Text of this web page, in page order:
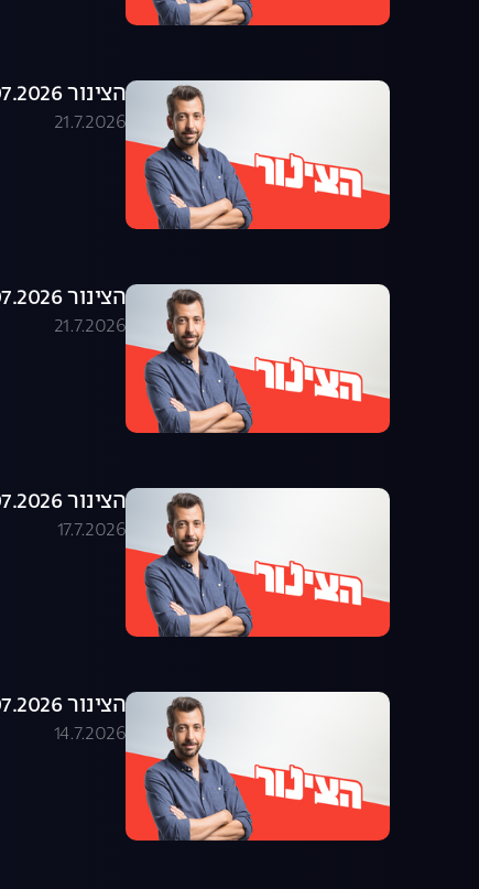
הצינור 21.07.2026 - התוכנית המלאה
21.7.2026
הצינור 20.07.2026 - התוכנית המלאה
21.7.2026
הצינור 16.07.2026 - התוכנית המלאה
17.7.2026
הצינור 14.07.2026 - התוכנית המלאה
14.7.2026